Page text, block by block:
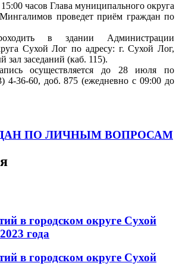
часов Глава муниципального округа
проведет приём граждан по
в здании Администрации
Сухой Лог по адресу: г. Сухой Лог,
зал заседаний (каб. 115).
осуществляется до 28 июля по
4-36-60, доб. 875 (ежедневно с 09:00 до
ПО ЛИЧНЫМ ВОПРОСАМ
в городском округе Сухой
года
в городском округе Сухой